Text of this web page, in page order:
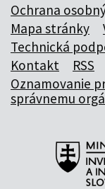
Ochrana
Mapa stránky
Technická
Kontakt
RSS
Oznamovanie
správnemu